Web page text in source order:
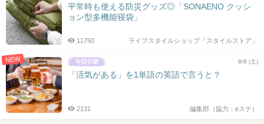
平常時も使える防災グッズ◎「SONAENO クッシ
ョン型多機能寝袋」
ライフスタイルショップ「スタイルストア」
11750
NEW 8/8 (土)
「活気がある」を1単語の英語で言うと？
編集部（協力：eステ）
2131